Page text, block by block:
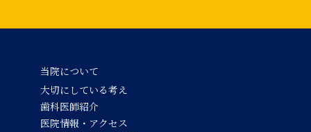
当院について
大切にしている考え
歯科医師紹介
医院情報・アクセス